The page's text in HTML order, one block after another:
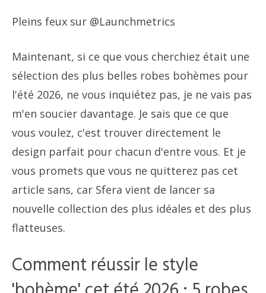
Pleins feux sur @Launchmetrics
Maintenant, si ce que vous cherchiez était une
sélection des plus belles robes bohèmes pour
l'été 2026, ne vous inquiétez pas, je ne vais pas
m'en soucier davantage. Je sais que ce que
vous voulez, c'est trouver directement le
design parfait pour chacun d'entre vous. Et je
vous promets que vous ne quitterez pas cet
article sans, car Sfera vient de lancer sa
nouvelle collection des plus idéales et des plus
flatteuses.
Comment réussir le style